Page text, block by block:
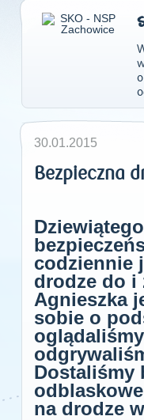
30.01.2015
Bezpieczna
codziennie
drodze do i
Agnieszka
sobie o
Dostaliśmy
na drodze